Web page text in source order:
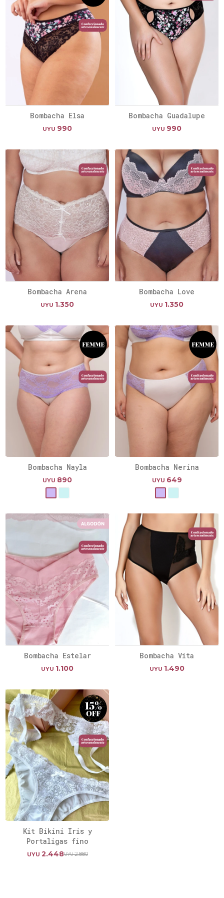
Bombacha Elsa
UYU 990
Bombacha Guadalupe
UYU 990
Bombacha Arena
UYU 1.350
Bombacha Love
UYU 1.350
Bombacha Nayla
UYU 890
Bombacha Nerina
UYU 649
Bombacha Estelar
UYU 1.100
Bombacha Vita
UYU 1.490
Kit Bikini Iris y
Portaligas fino
UYU 2.448UYU2.880